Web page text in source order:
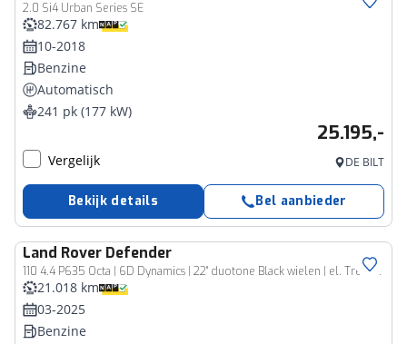
2.0 Si4 Urban Series SE
82.767 km
10-2018
Benzine
Automatisch
241 pk (177 kW)
25.195,-
Vergelijk DE BILT
Bekijk details Bel aanbieder
Land Rover Defender
110 4.4 P635 Octa | 6D Dynamics | 22" duotone Black wielen | el. Trekhaak |
21.018 km
03-2025
Benzine